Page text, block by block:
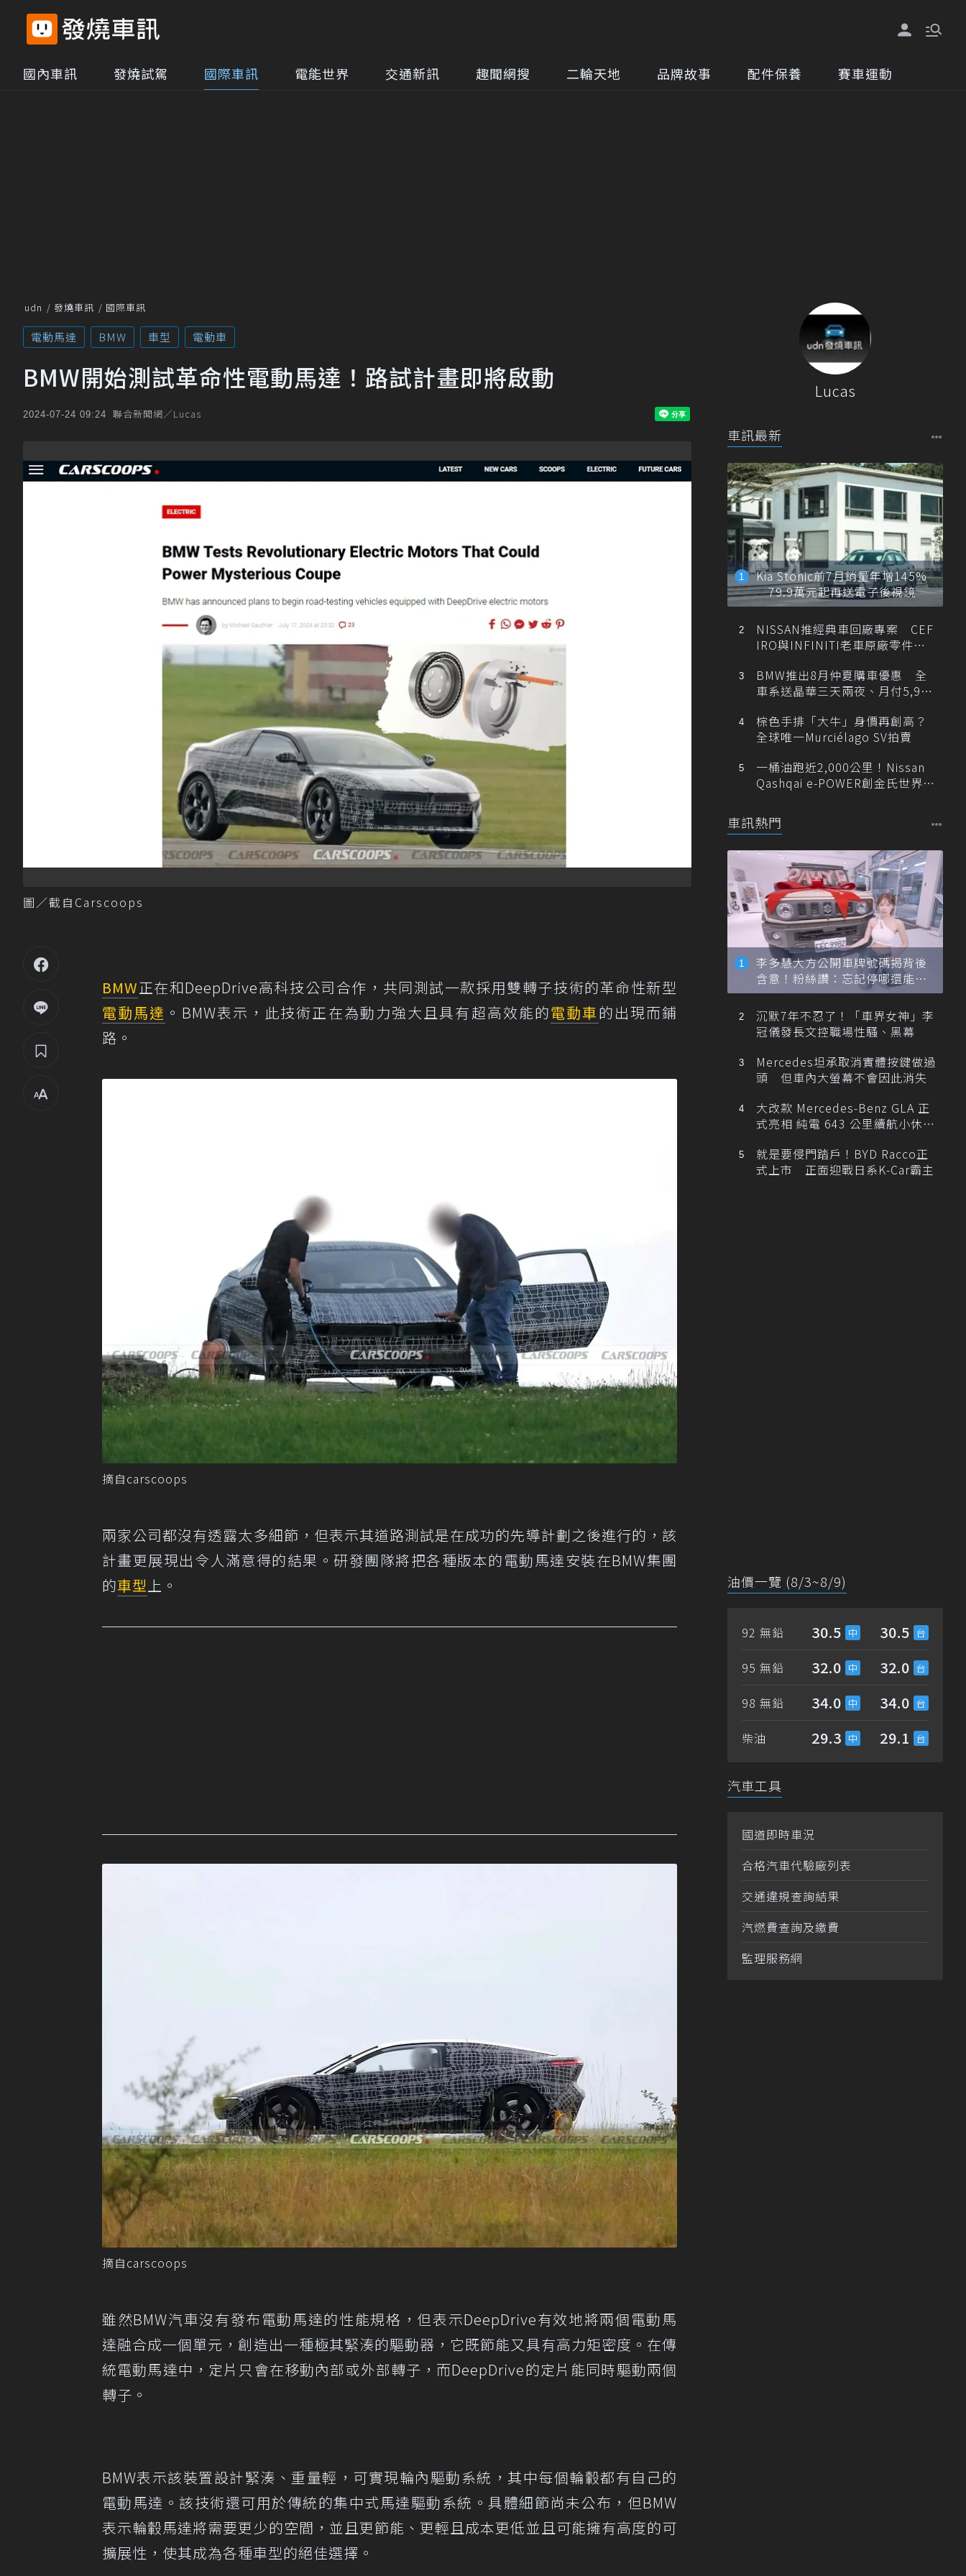
國內車訊 發燒試駕 國際車訊 電能世界 交通新訊 趣聞網搜 二輪天地 品牌故事 配件保養 賽車運動
udn 發燒車訊 國際車訊
電動馬達 BMW 車型 電動車
BMW開始測試革命性電動馬達！路試計畫即將啟動
2024-07-24 09:24 聯合新聞網／Lucas
圖／截自Carscoops
BMW正在和DeepDrive高科技公司合作，共同測試一款採用雙轉子技術的革命性新型
電動馬達 。BMW表示，此技術正在為動力強大且具有超高效能的電動車的出現而鋪
路。
摘自carscoops
兩家公司都沒有透露太多細節，但表示其道路測試是在成功的先導計劃之後進行的，該
計畫更展現出令人滿意得的結果。研發團隊將把各種版本的電動馬達安裝在BMW集團
的車型 上。
摘自carscoops
雖然BMW汽車沒有發布電動馬達的性能規格，但表示DeepDrive有效地將兩個電動馬
達融合成一個單元，創造出一種極其緊湊的驅動器，它既節能又具有高力矩密度。在傳
統電動馬達中，定片只會在移動內部或外部轉子，而DeepDrive的定片能同時驅動兩個
轉子。
BMW表示該裝置設計緊湊、重量輕，可實現輪內驅動系統，其中每個輪轂都有自己的
電動馬達。該技術還可用於傳統的集中式馬達驅動系統。具體細節尚未公布，但BMW
表示輪轂馬達將需要更少的空間，並且更節能、更輕且成本更低並且可能擁有高度的可
擴展性，使其成為各種車型的絕佳選擇。
Lucas
車訊最新
Kia Stonic前7月銷量年增145%
79.9萬元起再送電子後視鏡
NISSAN推經典車回廠專案 CEF
IRO與INFINITI老車原廠零件最
BMW推出8月仲夏購車優惠 全
車系送晶華三天兩夜、月付5,900
棕色手排「大牛」身價再創高？
全球唯一Murciélago SV拍賣
一桶油跑近2,000公里！Nissan
Qashqai e-POWER創金氏世界紀
車訊熱門
李多慧大方公開車牌號碼揭背後
含意！粉絲讚：忘記停哪還能幫
忙找車
沉默7年不忍了！「車界女神」李
冠儀發長文控職場性騷、黑幕
Mercedes坦承取消實體按鍵做過
頭 但車內大螢幕不會因此消失
大改款 Mercedes-Benz GLA 正
式亮相 純電 643 公里續航小休
就是要侵門踏戶！BYD Racco正
式上市 正面迎戰日系K-Car霸主
油價一覽 (8/3~8/9)
92 無鉛 30.5 30.5
95 無鉛 32.0 32.0
98 無鉛 34.0 34.0
柴油 29.3 29.1
汽車工具
國道即時車況
合格汽車代驗廠列表
交通違規查詢結果
汽燃費查詢及繳費
監理服務網